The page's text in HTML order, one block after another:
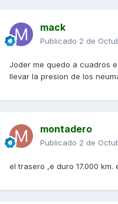
mack
Publicado 2 de
Joder me quedo a cuadros
llevar la presion de los
montadero
Publicado 2 de
el trasero ,e duro 17.000